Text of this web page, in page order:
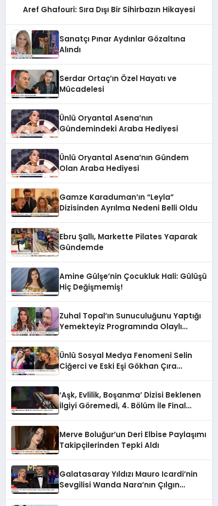
Aref Ghafouri: Sıra Dışı Bir Sihirbazın Hikayesi
Sanatçı Pınar Aydınlar Gözaltına
Alındı
Serdar Ortaç’ın Özel Hayatı ve
Mücadelesi
Ünlü Oryantal Asena’nın
Gündemindeki Araba Hediyesi
Ünlü Oryantal Asena’nın Gündem
Olan Araba Hediyesi
Gamze Karaduman’ın “Leyla”
Dizisinden Ayrılma Nedeni Belli Oldu
Ebru Şallı, Markette Pilates Yaparak
Gündemde
Amine Gülşe’nin Çocukluk Hali: Gülüşü
Hiç Değişmemiş!
Zuhal Topal’ın Sunuculuğunu Yaptığı
Yemekteyiz Programında Olaylı
Ünlü Sosyal Medya Fenomeni Selin
Ciğerci ve Eski Eşi Gökhan Çıra
‘Aşk, Evlilik, Boşanma’ Dizisi Beklenen
İlgiyi Göremedi, 4. Bölüm İle Final
Merve Boluğur’un Deri Elbise Paylaşımı
Takipçilerinden Tepki Aldı
Galatasaray Yıldızı Mauro Icardi’nin
Sevgilisi Wanda Nara’nın Çılgın